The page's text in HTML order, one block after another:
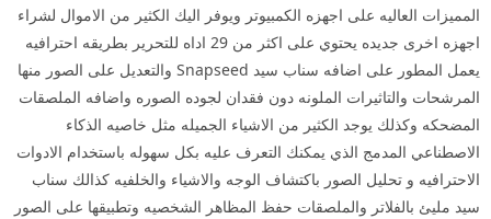
المميزات العاليه على اجهزه الكمبيوتر ويوفر اليك الكثير من الاموال لشراء
اجهزه اخرى جديده يحتوي على اكثر من 29 اداه للتحرير بطريقه احترافيه
يعمل المطور على اضافه سناب سيد Snapseed والتعديل على الصور منها
المرشحات والتاثيرات الملونه دون فقدان لجوده الصوره واضافه الملصقات
المضحكه وكذلك يوجد الكثير من الاشياء الجميله مثل خاصيه الذكاء
الاصطناعي المدمج الذي يمكنك التعرف عليه بكل سهوله باستخدام الادوات
الاحترافيه و تحليل الصور باكتشاف الوجه والاشياء والخلفيه كذالك سناب
سيد مليئ بالفلاتر والملصقات حفظ المظاهر الشخصيه وتطبيقها على الصور